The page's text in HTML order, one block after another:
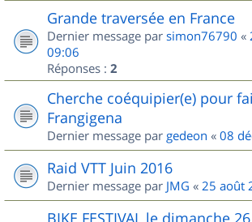
Grande traversée en France
Dernier message par simon76790 «
09:06
Réponses : 2
Cherche coéquipier(e) pour
Frangigena
Dernier message par gedeon « 08
Raid VTT Juin 2016
Dernier message par JMG « 25 août
BIKE FESTIVAL le dimanche